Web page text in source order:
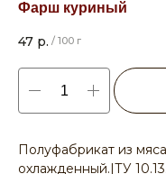
Фарш куриный
47 р. / 100 г
Полуфабрикат из
охлажденный.|ТУ